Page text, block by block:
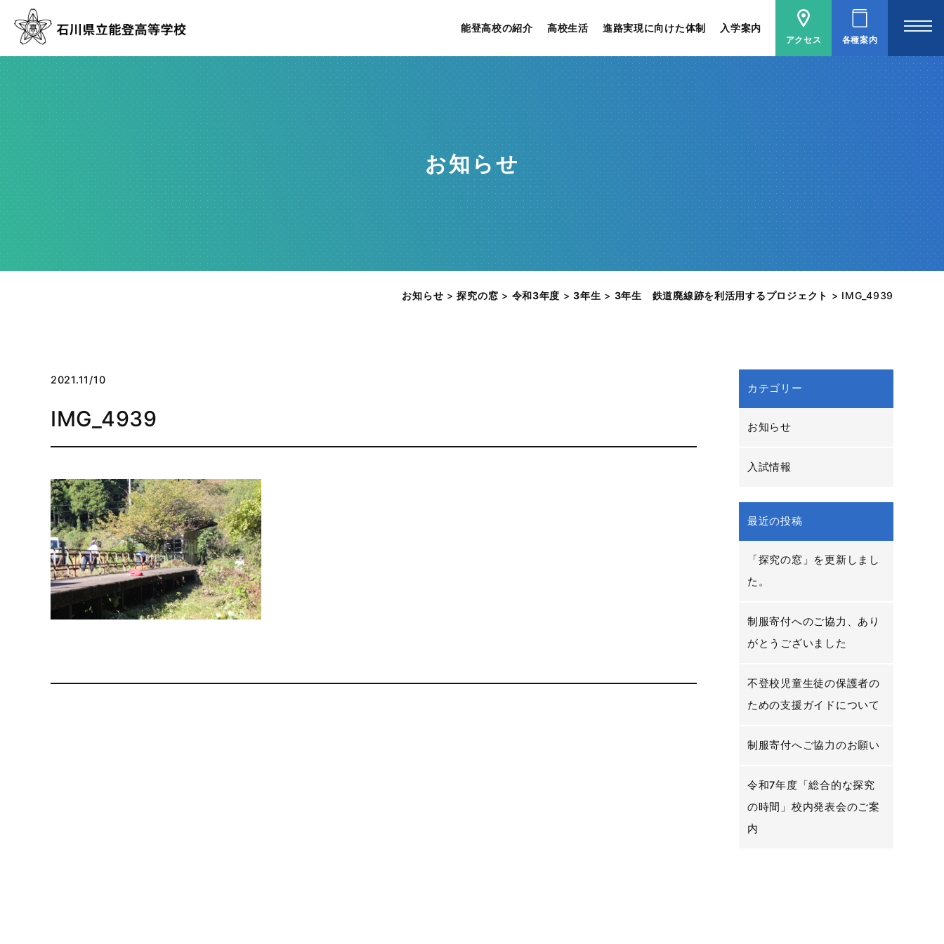
能登高校の紹介 高校生活 進路実現に向けた体制 入学案内
アクセス 各種案内
お知らせ
お知らせ >探究の窓 > 令和3年度 >3年生 > 3年生 鉄道廃線跡を利活用するプロジェクト > IMG_4939
2021.11/10
IMG_4939
カテゴリー
お知らせ
入試情報
最近の投稿
「探究の窓」を更新しまし
た。
制服寄付へのご協力、あり
がとうございました
不登校児童生徒の保護者の
ための支援ガイドについて
制服寄付へご協力のお願い
令和7年度「総合的な探究
の時間」校内発表会のご案
内